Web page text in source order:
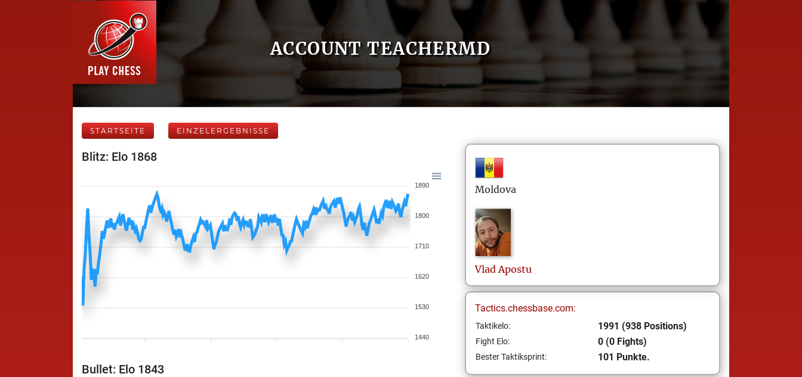
ACCOUNT TEACHERMD
STARTSEITE EINZELERGEBNISSE
Blitz: Elo 1868
1890
1800
1710
1620
1530
1440
Bullet: Elo 1843
Moldova
Vlad Apostu
Tactics.chessbase.com:
Taktikelo: 1991 (938 Positions)
Fight Elo: 0 (0 Fights)
Bester Taktiksprint: 101 Punkte.